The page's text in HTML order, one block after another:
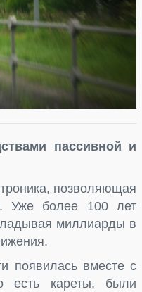
пассивной и
позволяющая
Уже более 100 лет
миллиарды в
появилась вместе с
есть кареты, были